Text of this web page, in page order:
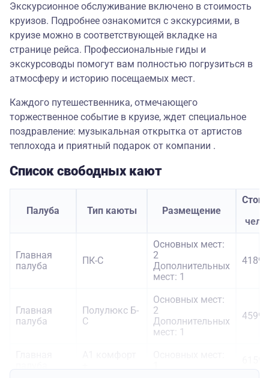
Экскурсионное обслуживание включено в стоимость
круизов. Подробнее ознакомится с экскурсиями, в
круизе можно в соответствующей вкладке на
странице рейса. Профессиональные гиды и
экскурсоводы помогут вам полностью погрузиться в
атмосферу и историю посещаемых мест.
Каждого путешественника, отмечающего
торжественное событие в круизе, ждет специальное
поздравление: музыкальная открытка от артистов
теплохода и приятный подарок от компании .
Список свободных кают
Палуба Тип каюты Размещение
Главная
палуба
ПК-С
Основных мест:
2
Дополнительных
мест: 1
Главная
палуба
Полулюкс Б-
С
Основных мест:
2
Дополнительных
мест: 1